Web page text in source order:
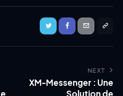
NEXT
XM-Messenger : Une
Solution de